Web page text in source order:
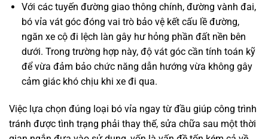
Với các tuyến đường giao thông chính, đường vành đai,
bó vỉa vát góc đóng vai trò bảo vệ kết cấu lề đường,
ngăn xe cộ đi lệch làn gây hư hỏng phần đất nền bên
dưới. Trong trường hợp này, độ vát góc cần tính toán kỹ
để vừa đảm bảo chức năng dẫn hướng vừa không gây
cảm giác khó chịu khi xe đi qua.
Việc lựa chọn đúng loại bó vỉa ngay từ đầu giúp công trình
tránh được tình trạng phải thay thế, sửa chữa sau một thời